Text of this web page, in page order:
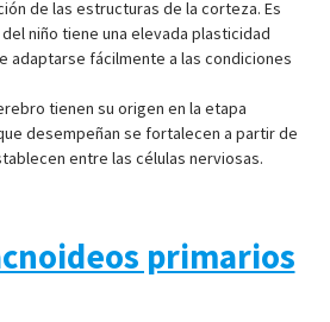
de las estructuras de la corteza. Es
niño tiene una elevada plasticidad
adaptarse fácilmente a las condiciones
tienen su origen en la etapa
desempeñan se fortalecen a partir de
entre las células nerviosas.
primarios